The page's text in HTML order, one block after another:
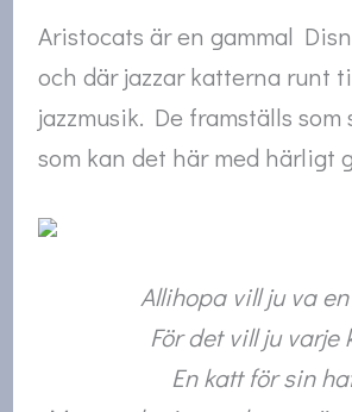
Aristocats är en gammal
och där jazzar katterna runt
jazzmusik. De framställs som
som kan det här med härligt
Allihopa vill ju va
För det vill ju varje
En katt för sin